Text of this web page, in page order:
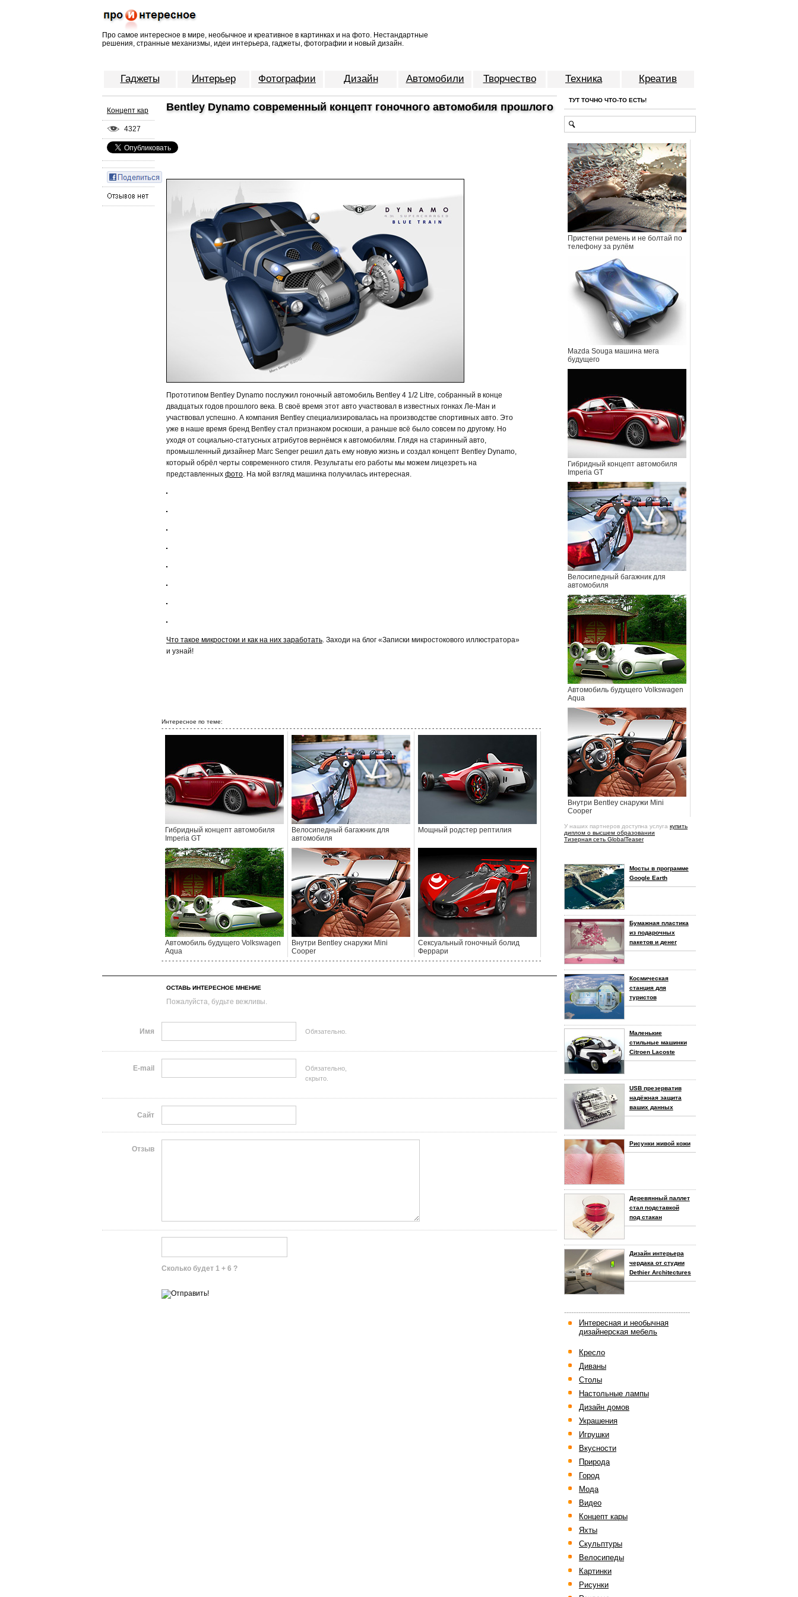
Про самое интересное в мире, необычное и креативное в картинках и на фото. Нестандартные
решения, странные механизмы, идеи интерьера, гаджеты, фотографии и новый дизайн.
Гаджеты Интерьер Фотографии Дизайн Автомобили Творчество Техника Креатив
Концепт кар
4327
Bentley Dynamo современный концепт гоночного автомобиля прошлого
Прототипом Bentley Dynamo послужил гоночный автомобиль Bentley 4 1/2 Litre, собранный в конце
двадцатых годов прошлого века. В своё время этот авто участвовал в известных гонках Ле-Ман и
участвовал успешно. А компания Bentley специализировалась на производстве спортивных авто. Это
уже в наше время бренд Bentley стал признаком роскоши, а раньше всё было совсем по другому. Но
уходя от социально-статусных атрибутов вернёмся к автомобилям. Глядя на старинный авто,
промышленный дизайнер Marc Senger решил дать ему новую жизнь и создал концепт Bentley Dynamo,
который обрёл черты современного стиля. Результаты его работы мы можем лицезреть на
представленных фото. На мой взгляд машинка получилась интересная.
Что такое микростоки и как на них заработать. Заходи на блог «Записки микростокового иллюстратора»
и узнай!
Интересное по теме:
- - - - - - - - - - - - - - - - - - - - - - - - - - - - - - - - - - - - - - - - - - - - - - - - - - - - - - - - - - - - - - - - - - - - - - - - - - - - - - - - - - - - - - - - - - - - - - - - - - - - - - - - - - -
Гибридный концепт автомобиля
Imperia GT
Велосипедный багажник для
автомобиля
Мощный родстер рептилия
Автомобиль будущего Volkswagen
Aqua
Внутри Bentley снаружи Mini
Cooper
Сексуальный гоночный болид
Феррари
- - - - - - - - - - - - - - - - - - - - - - - - - - - - - - - - - - - - - - - - - - - - - - - - - - - - - - - - - - - - - - - - - - - - - - - - - - - - - - - - - - - - - - - - - - - - - - - - - - - - - - - - - - -
ОСТАВЬ ИНТЕРЕСНОЕ МНЕНИЕ
Пожалуйста, будьте вежливы.
Имя Обязательно.
E-mail
Обязательно,
скрыто.
Сайт
Отзыв
Сколько будет 1 + 6 ?
ТУТ ТОЧНО ЧТО-ТО ЕСТЬ!
Пристегни ремень и не болтай по
телефону за рулём
Mazda Souga машина мега
будущего
Гибридный концепт автомобиля
Imperia GT
Велосипедный багажник для
автомобиля
Автомобиль будущего Volkswagen
Aqua
Внутри Bentley снаружи Mini
Cooper
У наших партнеров доступна услуга купить
диплом о высшем образовании
Тизерная сеть GlobalTeaser
Мосты в программе
Google Earth
Бумажная пластика
из подарочных
пакетов и денег
Космическая
станция для
туристов
Маленькие
стильные машинки
Citroen Lacoste
USB презерватив
надёжная защита
ваших данных
Рисунки живой кожи
Деревянный паллет
стал подставкой
под стакан
Дизайн интерьера
чердака от студии
Dethier Architectures
-----------------------------------------------------
Интересная и необычная
дизайнерская мебель
Кресло
Диваны
Столы
Настольные лампы
Дизайн домов
Украшения
Игрушки
Вкусности
Природа
Город
Мода
Видео
Концепт кары
Яхты
Скульптуры
Велосипеды
Картинки
Рисунки